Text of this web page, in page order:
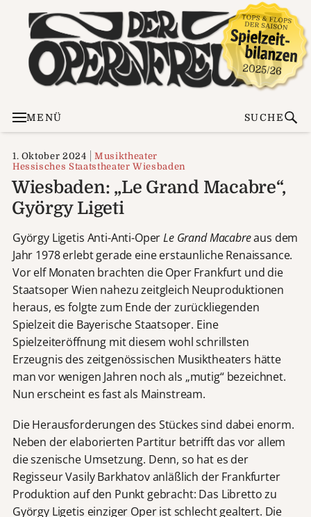
MENÜ SUCHE
1. Oktober 2024
Musiktheater
Hessisches Staatstheater Wiesbaden
Wiesbaden: „Le Grand Macabre“,
György Ligeti
György Ligetis Anti-Anti-OperLe Grand Macabreaus dem
Jahr 1978 erlebt gerade eine erstaunliche Renaissance.
Vor elf Monaten brachten die Oper Frankfurt und die
Staatsoper Wien nahezu zeitgleich Neuproduktionen
heraus, es folgte zum Ende der zurückliegenden
Spielzeit die Bayerische Staatsoper. Eine
Spielzeiteröffnung mit diesem wohl schrillsten
Erzeugnis des zeitgenössischen Musiktheaters hätte
man vor wenigen Jahren noch als „mutig“ bezeichnet.
Nun erscheint es fast als Mainstream.
Die Herausforderungen des Stückes sind dabei enorm.
Neben der elaborierten Partitur betrifft das vor allem
die szenische Umsetzung. Denn, so hat es der
Regisseur Vasily Barkhatov anläßlich der Frankfurter
Produktion auf den Punkt gebracht: Das Libretto zu
György Ligetis einziger Oper ist schlecht gealtert. Die